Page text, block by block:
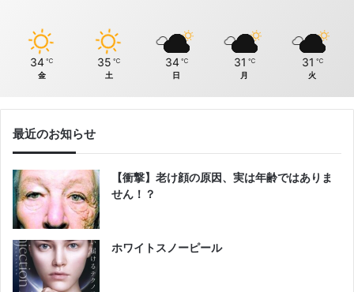
34 ℃
金
35 ℃
土
34 ℃
日
31 ℃
月
31 ℃
火
最近のお知らせ
【衝撃】老け顔の原因、実は年齢ではありま
せん！？
ホワイトスノーピール